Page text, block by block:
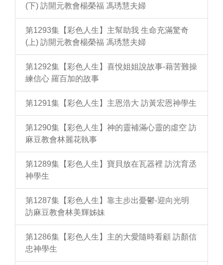
(下) 訪開元教會楊榮福 馮琇慧夫婦
第1293集【彩色人生】主幫助我 生命充滿驚奇
(上) 訪開元教會楊榮福 馮琇慧夫婦
第1292集【彩色人生】喜悅姐姐說故事-藉苦難操
練信心 羅百加的故事
第1291集【彩色人生】主恩浩大 訪黃宏恩神學生
第1290集【彩色人生】神的靈補滿心靈的虛空 訪
麻豆教會林麗花執事
第1289集【彩色人生】寶貝放在瓦器裡 訪沈育丞
神學生
第1287集【彩色人生】靠主步出憂鬱-迎向光明
訪麻豆教會林美輝姊妹
第1286集【彩色人生】主的大愛隨時看顧 訪顏信
忠神學生